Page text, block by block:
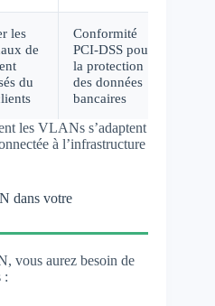
les
de
du
Conformité
PCI-DSS pour
la protection
des données
bancaires
les VLANs s’adaptent
à l’infrastructure
dans votre
vous aurez besoin de
: